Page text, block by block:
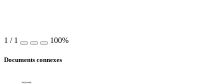
1 / 1 100%
Documents connexes